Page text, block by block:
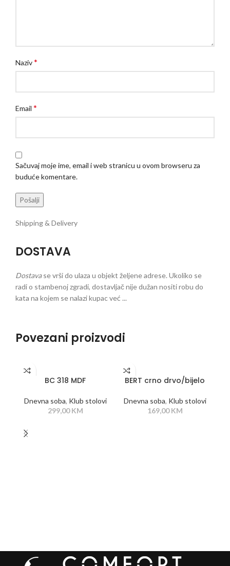
Naziv*
Email *
Sačuvaj moje ime, email i web stranicu u ovom browseru za
buduće komentare.
Shipping & Delivery
DOSTAVA
Dostavase vrši do ulaza u objekt željene adrese. Ukoliko se
radi o stambenoj zgradi, dostavljač nije dužan nositi robu do
kata na kojem se nalazi kupac već ...
Povezani proizvodi
BC 318 MDF
Dnevna soba, Klub stolovi
299,00KM
BERT crno drvo/bijelo
Dnevna soba, Klub stolovi
169,00KM